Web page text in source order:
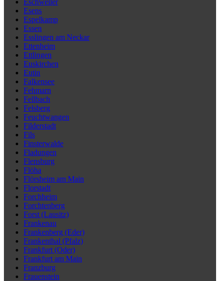
Eschweiler
Esens
Espelkamp
Essen
Esslingen am Neckar
Ettenheim
Ettlingen
Euskirchen
Eutin
Falkensee
Fehmarn
Fellbach
Felsberg
Feuchtwangen
Filderstadt
Fils
Finsterwalde
Fladungen
Flensburg
Flöha
Flörsheim am Main
Florstadt
Forchheim
Forchtenberg
Forst (Lausitz)
Frankenau
Frankenberg (Eder)
Frankenthal (Pfalz)
Frankfurt (Oder)
Frankfurt am Main
Franzburg
Frauenstein